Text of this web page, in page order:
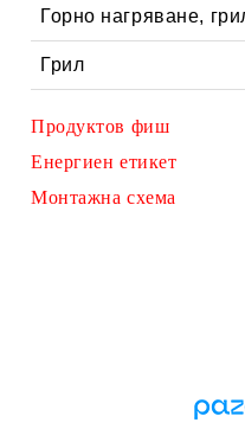
Горно нагряване,
Грил
Продуктов фиш
Енергиен етикет
Монтажна схема